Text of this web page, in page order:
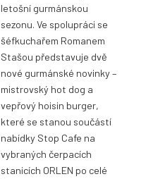
letošní gurmánskou
sezonu. Ve spolupráci se
šéfkuchařem Romanem
Stašou představuje dvě
nové gurmánské novinky –
mistrovský hot dog a
vepřový hoisin burger,
které se stanou součástí
nabídky Stop Cafe na
vybraných čerpacích
stanicích ORLEN po celé